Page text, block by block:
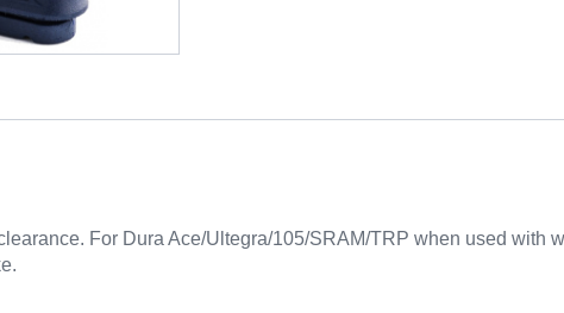
For Dura Ace/Ultegra/105/SRAM/TRP when used with